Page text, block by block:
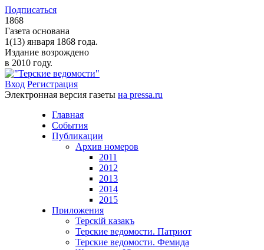
Подписаться
1868
Газета основана
1(13) января 1868 года.
Издание возрождено
в 2010 году.
Вход Регистрация
Электронная версия газеты на pressa.ru
Главная
События
Публикации
Архив номеров
2011
2012
2013
2014
2015
Приложения
Терскiй казакъ
Терские ведомости. Патриот
Терские ведомости. Фемида